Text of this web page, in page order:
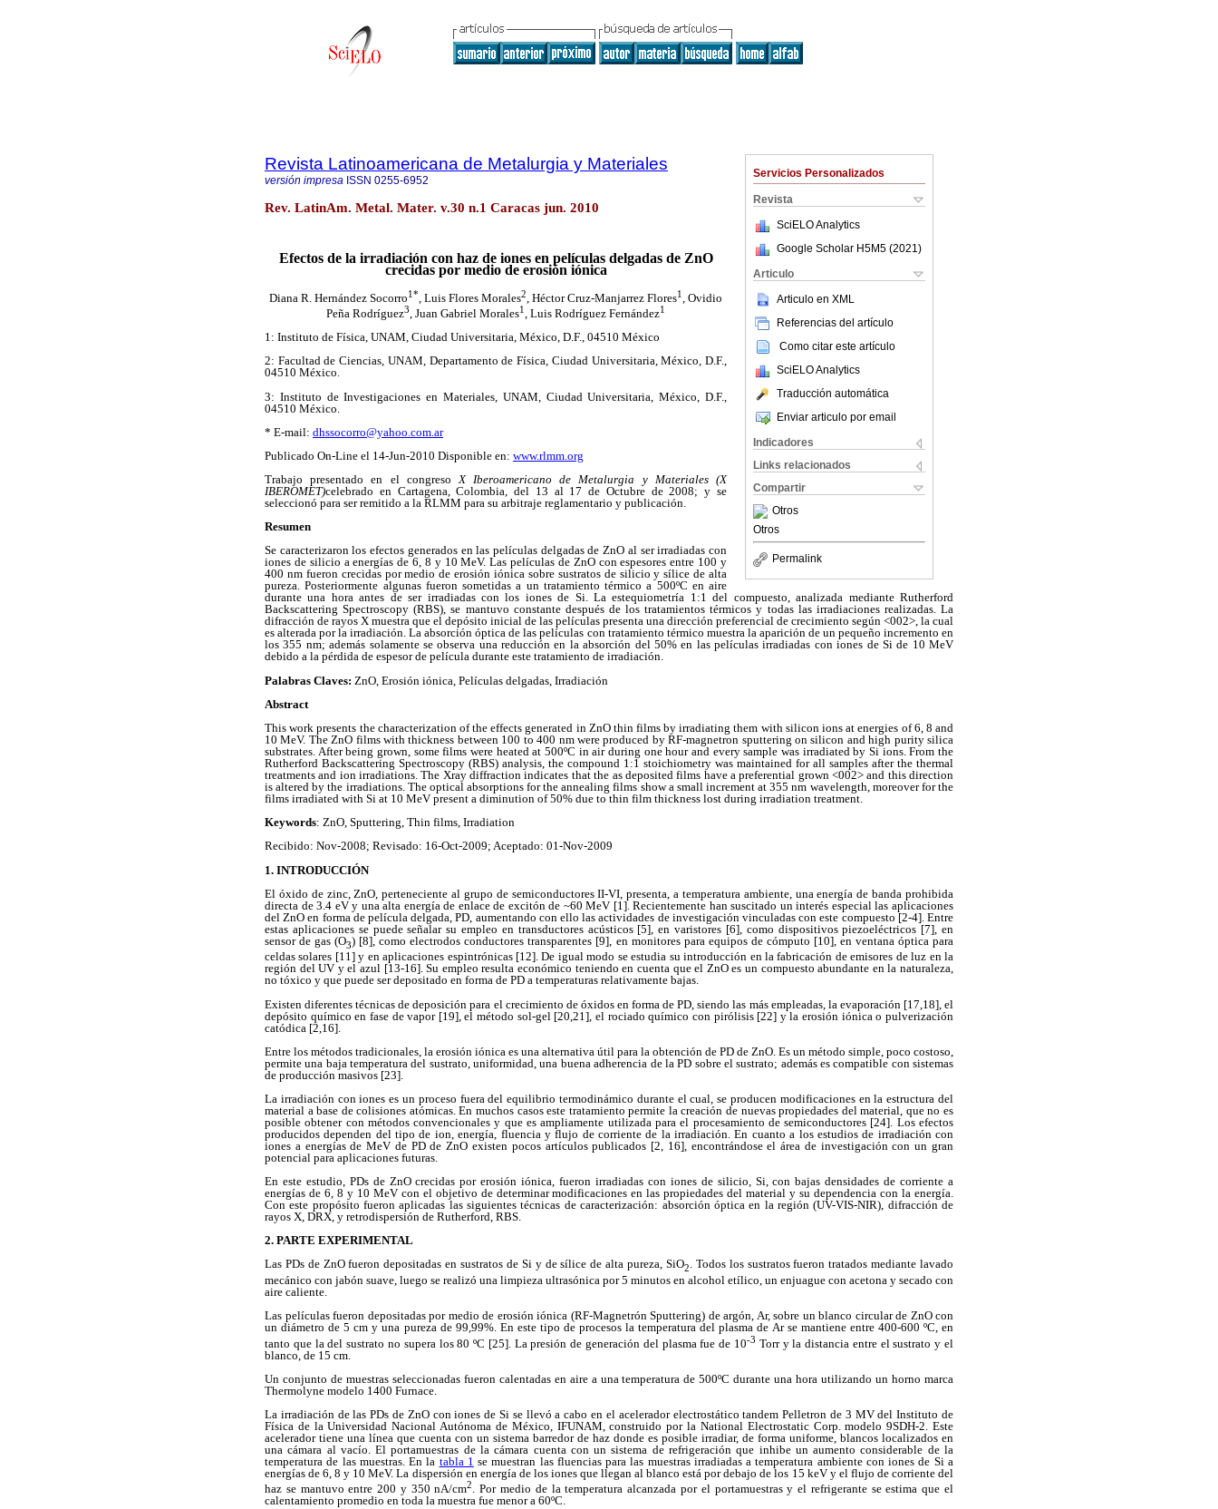
Servicios Personalizados
Revista
SciELO Analytics
Google Scholar H5M5 (2021 )
Articulo
Articulo en XML
Referencias del artículo
Como citar este artículo
SciELO Analytics
Traducción automática
Enviar articulo por email
Indicadores
Links relacionados
Compartir
Otros
Otros
Permalink
Revista Latinoamericana de Metalurgia y Materiales
versión impresa ISSN 0255-6952
Rev. LatinAm. Metal. Mater. v.30 n.1 Caracas jun. 2010
Efectos de la irradiación con haz de iones en películas delgadas de ZnO
crecidas por medio de erosión iónica
Diana R. Hernández Socorro1* , Luis Flores Morales2 , Héctor Cruz-Manjarrez Flores1
, Ovidio
Peña Rodríguez3 , Juan Gabriel Morales1 , Luis Rodríguez Fernández1
1: Instituto de Física, UNAM, Ciudad Universitaria, México, D.F., 04510 México
2: Facultad de Ciencias, UNAM, Departamento de Física, Ciudad Universitaria, México, D.F.,
04510 México.
3: Instituto de Investigaciones en Materiales, UNAM, Ciudad Universitaria, México, D.F.,
04510 México.
* E-mail: dhssocorro@yahoo.com.ar
Publicado On-Line el 14-Jun-2010 Disponible en: www.rlmm.org
Trabajo presentado en el congreso X Iberoamericano de Metalurgia y Materiales (X
IBEROMET)celebrado en Cartagena, Colombia, del 13 al 17 de Octubre de 2008; y se
seleccionó para ser remitido a la RLMM para su arbitraje reglamentario y publicación.
Resumen
Se caracterizaron los efectos generados en las películas delgadas de ZnO al ser irradiadas con
iones de silicio a energías de 6, 8 y 10 MeV. Las películas de ZnO con espesores entre 100 y
400 nm fueron crecidas por medio de erosión iónica sobre sustratos de silicio y sílice de alta
pureza. Posteriormente algunas fueron sometidas a un tratamiento térmico a 500ºC en aire
durante una hora antes de ser irradiadas con los iones de Si. La estequiometría 1:1 del compuesto, analizada mediante Rutherford
Backscattering Spectroscopy (RBS), se mantuvo constante después de los tratamientos térmicos y todas las irradiaciones realizadas. La
difracción de rayos X muestra que el depósito inicial de las películas presenta una dirección preferencial de crecimiento según <002>, la cual
es alterada por la irradiación. La absorción óptica de las películas con tratamiento térmico muestra la aparición de un pequeño incremento en
los 355 nm; además solamente se observa una reducción en la absorción del 50% en las películas irradiadas con iones de Si de 10 MeV
debido a la pérdida de espesor de película durante este tratamiento de irradiación.
Palabras Claves: ZnO, Erosión iónica, Películas delgadas, Irradiación
Abstract
This work presents the characterization of the effects generated in ZnO thin films by irradiating them with silicon ions at energies of 6, 8 and
10 MeV. The ZnO films with thickness between 100 to 400 nm were produced by RF-magnetron sputtering on silicon and high purity silica
substrates. After being grown, some films were heated at 500ºC in air during one hour and every sample was irradiated by Si ions. From the
Rutherford Backscattering Spectroscopy (RBS) analysis, the compound 1:1 stoichiometry was maintained for all samples after the thermal
treatments and ion irradiations. The Xray diffraction indicates that the as deposited films have a preferential grown <002> and this direction
is altered by the irradiations. The optical absorptions for the annealing films show a small increment at 355 nm wavelength, moreover for the
films irradiated with Si at 10 MeV present a diminution of 50% due to thin film thickness lost during irradiation treatment.
Keywords: ZnO, Sputtering, Thin films, Irradiation
Recibido: Nov-2008; Revisado: 16-Oct-2009; Aceptado: 01-Nov-2009
1. INTRODUCCIÓN
El óxido de zinc, ZnO, perteneciente al grupo de semiconductores II-VI, presenta, a temperatura ambiente, una energía de banda prohibida
directa de 3.4 eV y una alta energía de enlace de excitón de ~60 MeV [1]. Recientemente han suscitado un interés especial las aplicaciones
del ZnO en forma de película delgada, PD, aumentando con ello las actividades de investigación vinculadas con este compuesto [2-4]. Entre
estas aplicaciones se puede señalar su empleo en transductores acústicos [5], en varistores [6], como dispositivos piezoeléctricos [7], en
sensor de gas (O3) [8], como electrodos conductores transparentes [9], en monitores para equipos de cómputo [10], en ventana óptica para
celdas solares [11] y en aplicaciones espintrónicas [12]. De igual modo se estudia su introducción en la fabricación de emisores de luz en la
región del UV y el azul [13-16]. Su empleo resulta económico teniendo en cuenta que el ZnO es un compuesto abundante en la naturaleza,
no tóxico y que puede ser depositado en forma de PD a temperaturas relativamente bajas.
Existen diferentes técnicas de deposición para el crecimiento de óxidos en forma de PD, siendo las más empleadas, la evaporación [17,18], el
depósito químico en fase de vapor [19], el método sol-gel [20,21], el rociado químico con pirólisis [22] y la erosión iónica o pulverización
catódica [2,16].
Entre los métodos tradicionales, la erosión iónica es una alternativa útil para la obtención de PD de ZnO. Es un método simple, poco costoso,
permite una baja temperatura del sustrato, uniformidad, una buena adherencia de la PD sobre el sustrato; además es compatible con sistemas
de producción masivos [23].
La irradiación con iones es un proceso fuera del equilibrio termodinámico durante el cual, se producen modificaciones en la estructura del
material a base de colisiones atómicas. En muchos casos este tratamiento permite la creación de nuevas propiedades del material, que no es
posible obtener con métodos convencionales y que es ampliamente utilizada para el procesamiento de semiconductores [24]. Los efectos
producidos dependen del tipo de ion, energía, fluencia y flujo de corriente de la irradiación. En cuanto a los estudios de irradiación con
iones a energías de MeV de PD de ZnO existen pocos artículos publicados [2, 16], encontrándose el área de investigación con un gran
potencial para aplicaciones futuras.
En este estudio, PDs de ZnO crecidas por erosión iónica, fueron irradiadas con iones de silicio, Si, con bajas densidades de corriente a
energías de 6, 8 y 10 MeV con el objetivo de determinar modificaciones en las propiedades del material y su dependencia con la energía.
Con este propósito fueron aplicadas las siguientes técnicas de caracterización: absorción óptica en la región (UV-VIS-NIR), difracción de
rayos X, DRX, y retrodispersión de Rutherford, RBS.
2. PARTE EXPERIMENTAL
Las PDs de ZnO fueron depositadas en sustratos de Si y de sílice de alta pureza, SiO2. Todos los sustratos fueron tratados mediante lavado
mecánico con jabón suave, luego se realizó una limpieza ultrasónica por 5 minutos en alcohol etílico, un enjuague con acetona y secado con
aire caliente.
Las películas fueron depositadas por medio de erosión iónica (RF-Magnetrón Sputtering) de argón, Ar, sobre un blanco circular de ZnO con
un diámetro de 5 cm y una pureza de 99,99%. En este tipo de procesos la temperatura del plasma de Ar se mantiene entre 400-600 ºC, en
tanto que la del sustrato no supera los 80 ºC [25]. La presión de generación del plasma fue de 10-3 Torr y la distancia entre el sustrato y el
blanco, de 15 cm.
Un conjunto de muestras seleccionadas fueron calentadas en aire a una temperatura de 500ºC durante una hora utilizando un horno marca
Thermolyne modelo 1400 Furnace.
La irradiación de las PDs de ZnO con iones de Si se llevó a cabo en el acelerador electrostático tandem Pelletron de 3 MV del Instituto de
Física de la Universidad Nacional Autónoma de México, IFUNAM, construido por la National Electrostatic Corp. modelo 9SDH-2. Este
acelerador tiene una línea que cuenta con un sistema barredor de haz donde es posible irradiar, de forma uniforme, blancos localizados en
una cámara al vacío. El portamuestras de la cámara cuenta con un sistema de refrigeración que inhibe un aumento considerable de la
temperatura de las muestras. En la tabla 1 se muestran las fluencias para las muestras irradiadas a temperatura ambiente con iones de Si a
energías de 6, 8 y 10 MeV. La dispersión en energía de los iones que llegan al blanco está por debajo de los 15 keV y el flujo de corriente del
haz se mantuvo entre 200 y 350 nA/cm2. Por medio de la temperatura alcanzada por el portamuestras y el refrigerante se estima que el
calentamiento promedio en toda la muestra fue menor a 60ºC.